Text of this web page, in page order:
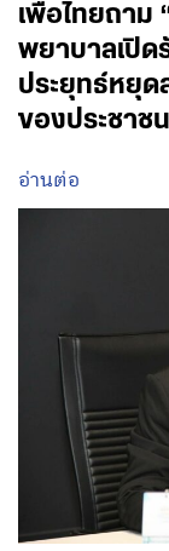
เพื่อไทยถาม
พยาบาลเปิด
ประยุทธ์หยุด
ของประชาชน
อ่านต่อ